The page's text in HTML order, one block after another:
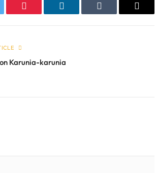
Pinterest LinkedIn Tumblr Email
Karunia-karunia